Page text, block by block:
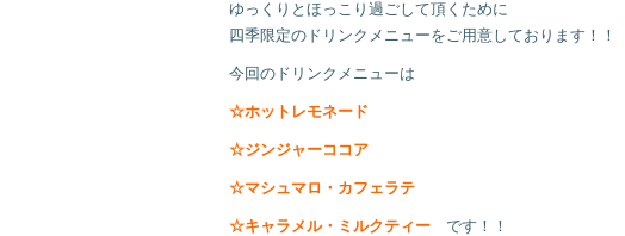
ゆっくりとほっこり過ごして頂くために
四季限定のドリンクメニューをご用意しております！！
今回のドリンクメニューは
☆ホットレモネード
☆ジンジャーココア
☆マシュマロ・カフェラテ
☆キャラメル・ミルクティー です！！